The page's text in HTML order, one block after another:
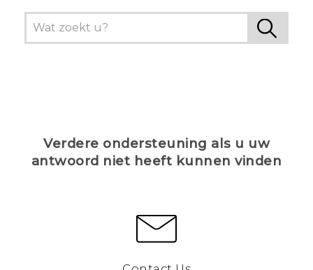
Verdere ondersteuning als u uw
antwoord niet heeft kunnen vinden